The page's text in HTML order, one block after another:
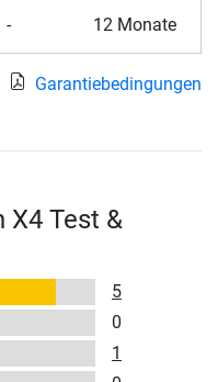
- 12 Monate
Garantiebedingungen
X4 Test &
5
0
1